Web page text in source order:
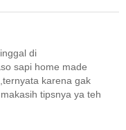
di
sapi home made
karena gak
tipsnya ya teh